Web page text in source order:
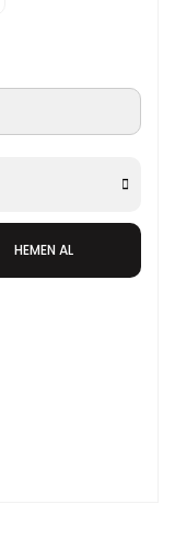
HEMEN AL